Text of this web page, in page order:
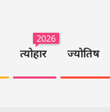
त्योहार
2026
ज्योतिष